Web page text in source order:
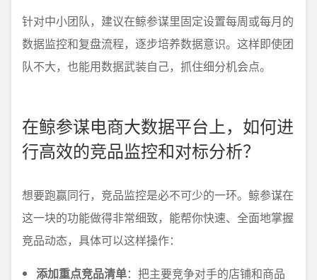
针对中小团队，建议在鲸参谋里固定设置每周或每月的
数据监控和复盘流程，逐步培养数据意识。这样即使团
队不大，也能用数据武装自己，抓住细分机会点。
在鲸参谋电商大数据平台上，如何进
行高效的竞品监控和对标分析？
想要跑赢同行，竞品监控是必不可少的一环。鲸参谋在
这一块的功能做得非常细致，能帮你快速、全面地掌握
竞品动态，具体可以这样操作：
添加重点竞品清单：把主要竞争对手的店铺和商品